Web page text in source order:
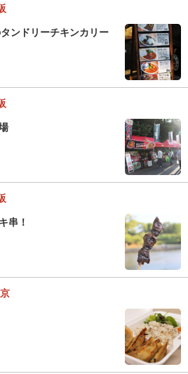
ンドリーチキンカリー
串！